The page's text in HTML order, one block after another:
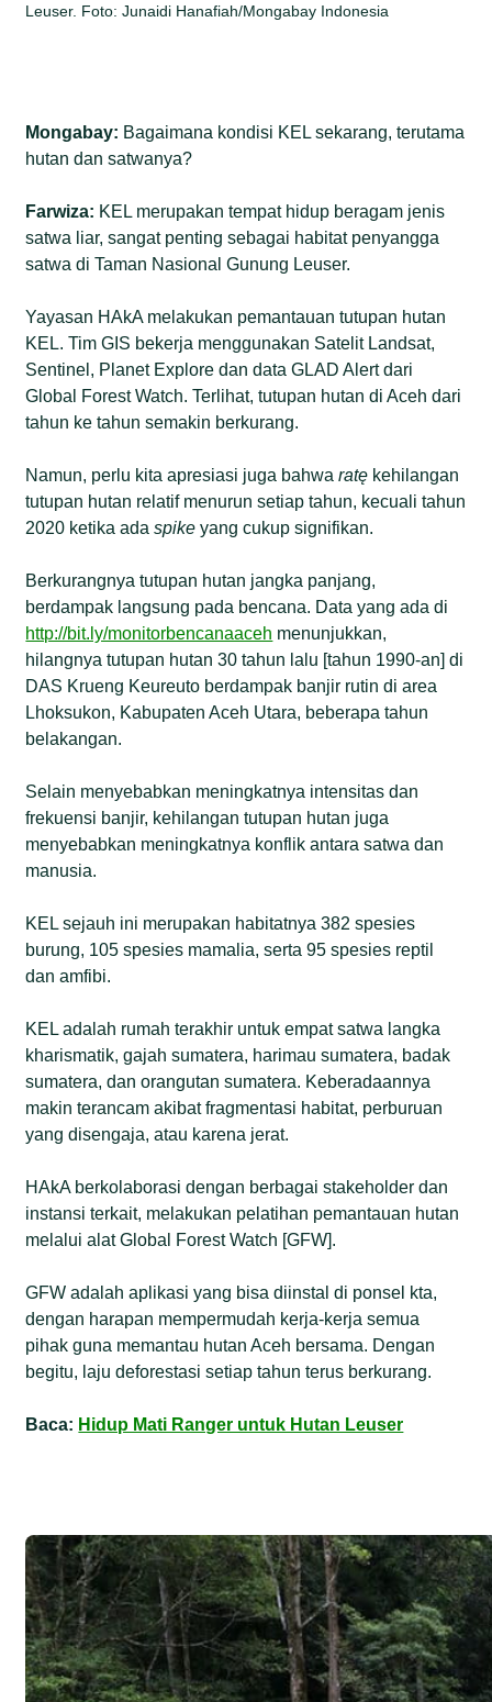
Leuser. Foto: Junaidi Hanafiah/Mongabay Indonesia
Mongabay: Bagaimana kondisi KEL sekarang, terutama
hutan dan satwanya?
Farwiza: KEL merupakan tempat hidup beragam jenis
satwa liar, sangat penting sebagai habitat penyangga
satwa di Taman Nasional Gunung Leuser.
Yayasan HAkA melakukan pemantauan tutupan hutan
KEL. Tim GIS bekerja menggunakan Satelit Landsat,
Sentinel, Planet Explore dan data GLAD Alert dari
Global Forest Watch. Terlihat, tutupan hutan di Aceh dari
tahun ke tahun semakin berkurang.
Namun, perlu kita apresiasi juga bahwaratę kehilangan
tutupan hutan relatif menurun setiap tahun, kecuali tahun
2020 ketika adaspike yang cukup signifikan.
Berkurangnya tutupan hutan jangka panjang,
berdampak langsung pada bencana. Data yang ada di
http://bit.ly/monitorbencanaaceh menunjukkan,
hilangnya tutupan hutan 30 tahun lalu [tahun 1990-an] di
DAS Krueng Keureuto berdampak banjir rutin di area
Lhoksukon, Kabupaten Aceh Utara, beberapa tahun
belakangan.
Selain menyebabkan meningkatnya intensitas dan
frekuensi banjir, kehilangan tutupan hutan juga
menyebabkan meningkatnya konflik antara satwa dan
manusia.
KEL sejauh ini merupakan habitatnya 382 spesies
burung, 105 spesies mamalia, serta 95 spesies reptil
dan amfibi.
KEL adalah rumah terakhir untuk empat satwa langka
kharismatik, gajah sumatera, harimau sumatera, badak
sumatera, dan orangutan sumatera. Keberadaannya
makin terancam akibat fragmentasi habitat, perburuan
yang disengaja, atau karena jerat.
HAkA berkolaborasi dengan berbagai stakeholder dan
instansi terkait, melakukan pelatihan pemantauan hutan
melalui alat Global Forest Watch [GFW].
GFW adalah aplikasi yang bisa diinstal di ponsel kta,
dengan harapan mempermudah kerja-kerja semua
pihak guna memantau hutan Aceh bersama. Dengan
begitu, laju deforestasi setiap tahun terus berkurang.
Baca: Hidup Mati Ranger untuk Hutan Leuser